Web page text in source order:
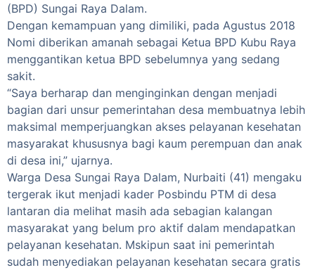
(BPD) Sungai Raya Dalam.
Dengan kemampuan yang dimiliki, pada Agustus 2018
Nomi diberikan amanah sebagai Ketua BPD Kubu Raya
menggantikan ketua BPD sebelumnya yang sedang
sakit.
“Saya berharap dan menginginkan dengan menjadi
bagian dari unsur pemerintahan desa membuatnya lebih
maksimal memperjuangkan akses pelayanan kesehatan
masyarakat khususnya bagi kaum perempuan dan anak
di desa ini,” ujarnya.
Warga Desa Sungai Raya Dalam, Nurbaiti (41) mengaku
tergerak ikut menjadi kader Posbindu PTM di desa
lantaran dia melihat masih ada sebagian kalangan
masyarakat yang belum pro aktif dalam mendapatkan
pelayanan kesehatan. Mskipun saat ini pemerintah
sudah menyediakan pelayanan kesehatan secara gratis